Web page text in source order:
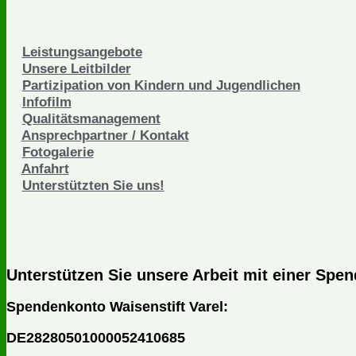
Leistungsangebote
Unsere Leitbilder
Partizipation von Kindern und Jugendlichen
Infofilm
Qualitätsmanagement
Ansprechpartner / Kontakt
Fotogalerie
Anfahrt
Unterstützten Sie uns!
Unterstützen Sie unsere Arbeit mit einer
Spendenkonto Waisenstift Varel:
DE28280501000052410685